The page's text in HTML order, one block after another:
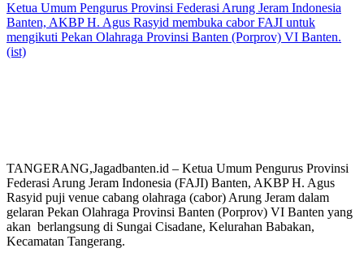
Ketua Umum Pengurus Provinsi Federasi Arung Jeram Indonesia
Banten, AKBP H. Agus Rasyid membuka cabor FAJI untuk
mengikuti Pekan Olahraga Provinsi Banten (Porprov) VI Banten.
(ist)
TANGERANG,Jagadbanten.id – Ketua Umum Pengurus Provinsi
Federasi Arung Jeram Indonesia (FAJI) Banten, AKBP H. Agus
Rasyid puji venue cabang olahraga (cabor) Arung Jeram dalam
gelaran Pekan Olahraga Provinsi Banten (Porprov) VI Banten yang
akan berlangsung di Sungai Cisadane, Kelurahan Babakan,
Kecamatan Tangerang.